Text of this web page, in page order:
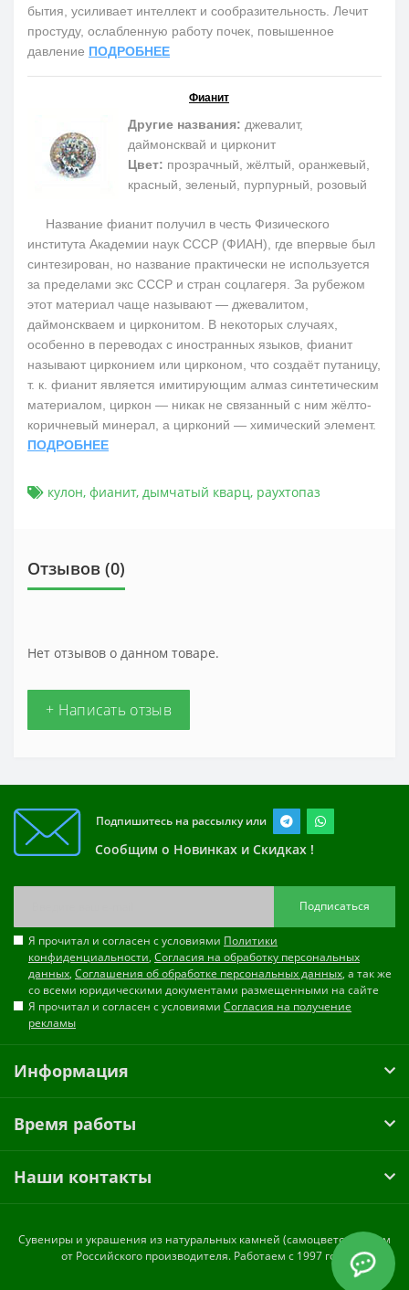
бытия, усиливает интеллект и сообразительность. Лечит
простуду, ослабленную работу почек, повышенное
давление ПОДРОБНЕЕ
Фианит
Другие названия: джевалит,
даймонсквай и цирконит
Цвет: прозрачный, жёлтый, оранжевый,
красный, зеленый, пурпурный, розовый
Название фианит получил в честь Физического
института Академии наук СССР (ФИАН), где впервые был
синтезирован, но название практически не используется
за пределами экс СССР и стран соцлагеря. За рубежом
этот материал чаще называют — джевалитом,
даймонскваем и цирконитом. В некоторых случаях,
особенно в переводах с иностранных языков, фианит
называют цирконием или цирконом, что создаёт путаницу,
т. к. фианит является имитирующим алмаз синтетическим
материалом, циркон — никак не связанный с ним жёлто-
коричневый минерал, а цирконий — химический элемент.
ПОДРОБНЕЕ
кулон, фианит, дымчатый кварц, раухтопаз
Отзывов (0)
Нет отзывов о данном товаре.
+ Написать отзыв
Подпишитесь на рассылку или
Сообщим о Новинках и Скидках !
Подписаться
Я прочитал и согласен с условиями Политики
конфиденциальности, Согласия на обработку персональных
данных, Соглашения об обработке персональных данных, а так же
со всеми юридическими документами размещенными на сайте
Я прочитал и согласен с условиями Согласия на получение
рекламы
Информация
Время работы
Наши контакты
Cувениры и украшения из натуральных камней (самоцветов) оптом
от Российского производителя. Работаем с 1997 года